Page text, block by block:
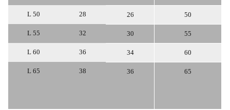
L 50 28 26 50
L 55 32 30 55
L 60 36 34 60
L 65 38 36 65